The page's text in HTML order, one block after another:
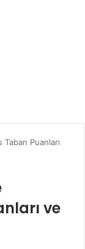
Taban Puanları
ve